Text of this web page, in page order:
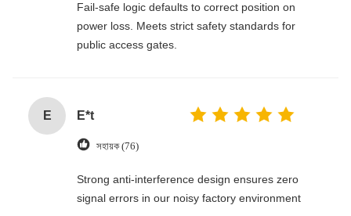
Fail-safe logic defaults to correct position on
power loss. Meets strict safety standards for
public access gates.
E E*t
সহায়ক (76)
Strong anti-interference design ensures zero
signal errors in our noisy factory environment